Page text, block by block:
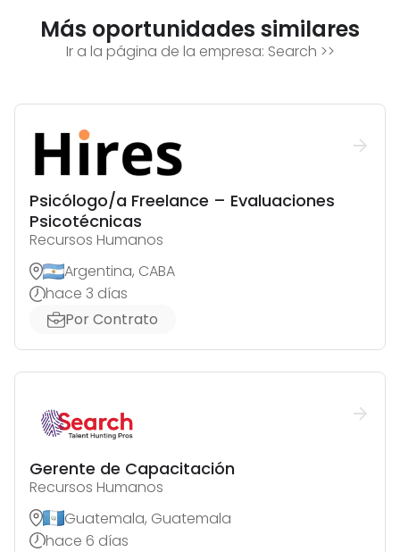
Más oportunidades similares
Ir a la página de la empresa: Search >>
Psicólogo/a Freelance – Evaluaciones
Psicotécnicas
Recursos Humanos
Argentina, CABA
hace 3 días
Por Contrato
Gerente de Capacitación
Recursos Humanos
Guatemala, Guatemala
hace 6 días